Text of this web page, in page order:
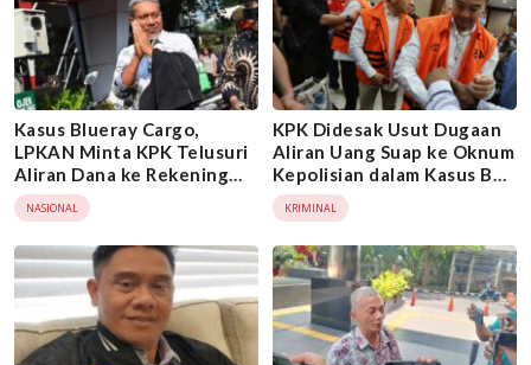
Kasus Blueray Cargo,
LPKAN Minta KPK Telusuri
Aliran Dana ke Rekening
Heri Black
NASIONAL
KPK Didesak Usut Dugaan
Aliran Uang Suap ke Oknum
Kepolisian dalam Kasus Bea
Cukai
KRIMINAL